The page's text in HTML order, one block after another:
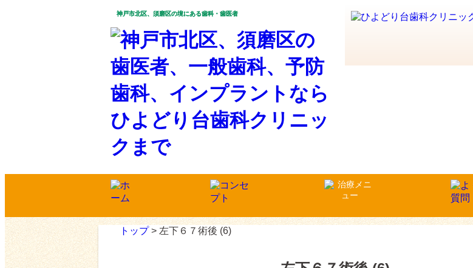
神戸市北区、須磨区の境にある歯科・歯医者
トップ> 左下６７術後 (6)